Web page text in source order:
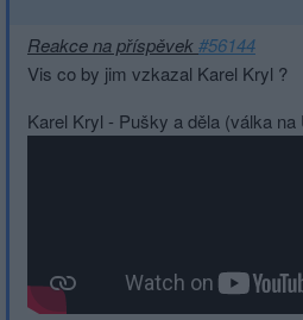
Reakce na příspěvek#56144
Vis co by jim vzkazal Karel Kryl ?
Karel Kryl - Pušky a děla (válka na